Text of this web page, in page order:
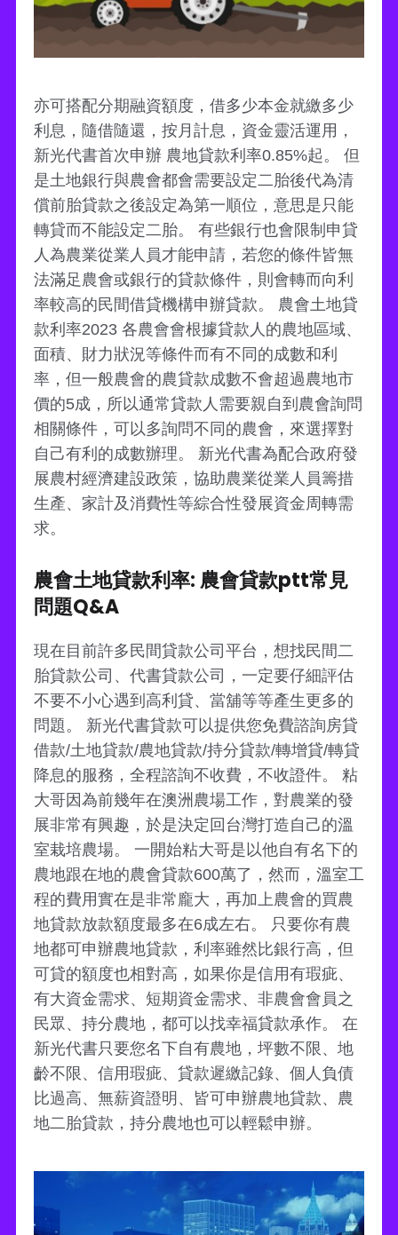
亦可搭配分期融資額度，借多少本金就繳多少
利息，隨借隨還，按月計息，資金靈活運用，
新光代書首次申辦 農地貸款利率0.85%起。 但
是土地銀行與農會都會需要設定二胎後代為清
償前胎貸款之後設定為第一順位，意思是只能
轉貸而不能設定二胎。 有些銀行也會限制申貸
人為農業從業人員才能申請，若您的條件皆無
法滿足農會或銀行的貸款條件，則會轉而向利
率較高的民間借貸機構申辦貸款。 農會土地貸
款利率2023 各農會會根據貸款人的農地區域、
面積、財力狀況等條件而有不同的成數和利
率，但一般農會的農貸款成數不會超過農地市
價的5成，所以通常貸款人需要親自到農會詢問
相關條件，可以多詢問不同的農會，來選擇對
自己有利的成數辦理。 新光代書為配合政府發
展農村經濟建設政策，協助農業從業人員籌措
生產、家計及消費性等綜合性發展資金周轉需
求。
農會土地貸款利率: 農會貸款ptt常見
問題Q&A
現在目前許多民間貸款公司平台，想找民間二
胎貸款公司、代書貸款公司，一定要仔細評估
不要不小心遇到高利貸、當舖等等產生更多的
問題。 新光代書貸款可以提供您免費諮詢房貸
借款/土地貸款/農地貸款/持分貸款/轉增貸/轉貸
降息的服務，全程諮詢不收費，不收證件。 粘
大哥因為前幾年在澳洲農場工作，對農業的發
展非常有興趣，於是決定回台灣打造自己的溫
室栽培農場。 一開始粘大哥是以他自有名下的
農地跟在地的農會貸款600萬了，然而，溫室工
程的費用實在是非常龐大，再加上農會的買農
地貸款放款額度最多在6成左右。 只要你有農
地都可申辦農地貸款，利率雖然比銀行高，但
可貸的額度也相對高，如果你是信用有瑕疵、
有大資金需求、短期資金需求、非農會會員之
民眾、持分農地，都可以找幸福貸款承作。 在
新光代書只要您名下自有農地，坪數不限、地
齡不限、信用瑕疵、貸款遲繳記錄、個人負債
比過高、無薪資證明、皆可申辦農地貸款、農
地二胎貸款，持分農地也可以輕鬆申辦。